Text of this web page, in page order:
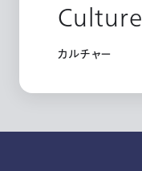
Culture
カルチャー